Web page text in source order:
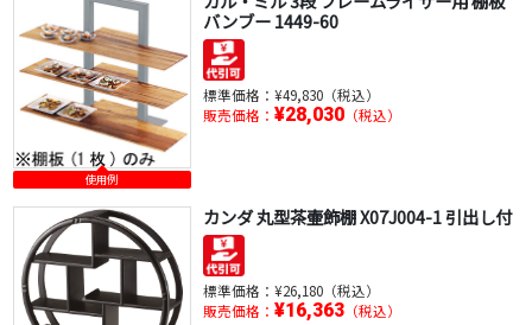
使用例
バンブー 1449-60
標準価格： ¥49,830（税込）
販売価格： ¥28,030（税込）
カンダ 丸型茶壷飾棚 X07J004-1 引出し付
標準価格： ¥26,180（税込）
販売価格： ¥16,363（税込）